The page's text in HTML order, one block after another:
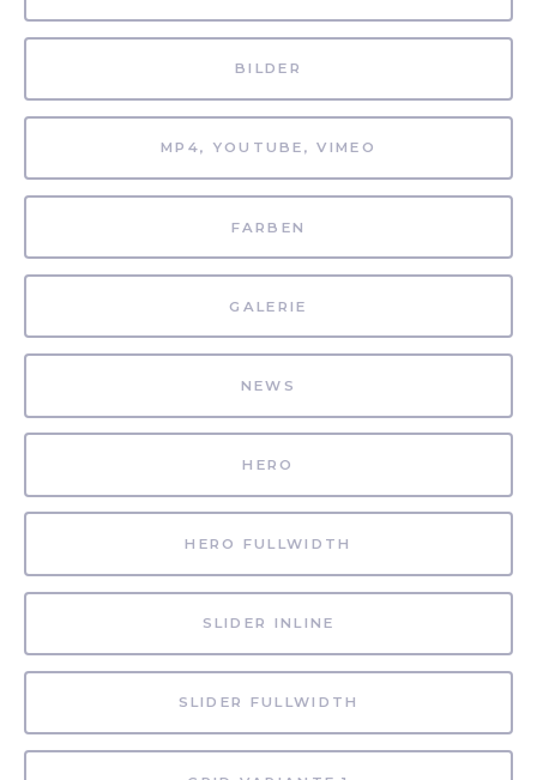
BILDER
MP4, YOUTUBE, VIMEO
FARBEN
GALERIE
NEWS
HERO
HERO FULLWIDTH
SLIDER INLINE
SLIDER FULLWIDTH